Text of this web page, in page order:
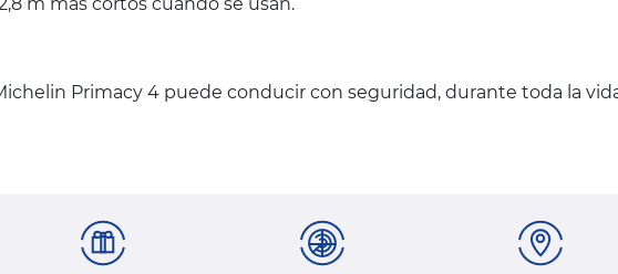
Primacy 4 puede conducir con seguridad, durante toda la